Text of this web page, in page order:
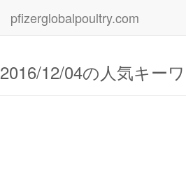
pfizerglobalpoultry.com
2016/12/04の人気キー